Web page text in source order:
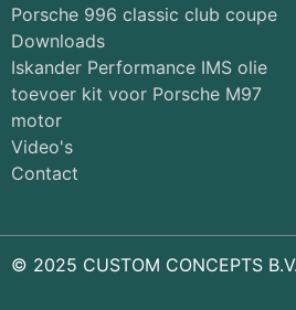
Porsche 996 classic club coupe
Downloads
Iskander Performance IMS olie
toevoer kit voor Porsche M97
motor
Video's
Contact
© 2025 CUSTOM CONCEPTS